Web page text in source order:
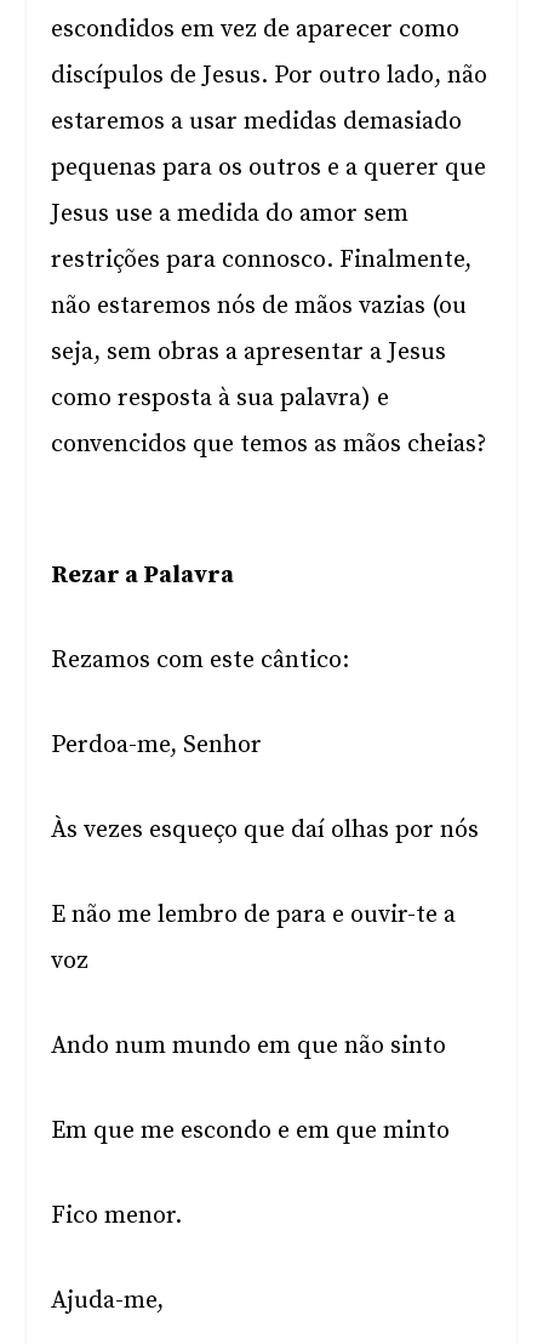
escondidos em vez de aparecer como
discípulos de Jesus. Por outro lado, não
estaremos a usar medidas demasiado
pequenas para os outros e a querer que
Jesus use a medida do amor sem
restrições para connosco. Finalmente,
não estaremos nós de mãos vazias (ou
seja, sem obras a apresentar a Jesus
como resposta à sua palavra) e
convencidos que temos as mãos cheias?
Rezar a Palavra
Rezamos com este cântico:
Perdoa-me, Senhor
Às vezes esqueço que daí olhas por nós
E não me lembro de para e ouvir-te a
voz
Ando num mundo em que não sinto
Em que me escondo e em que minto
Fico menor.
Ajuda-me,